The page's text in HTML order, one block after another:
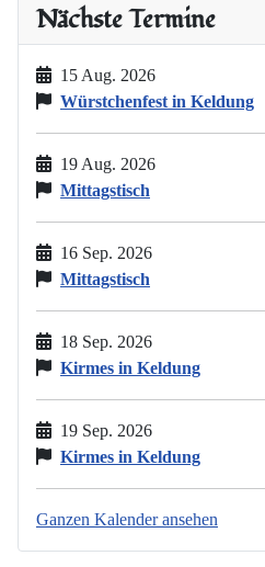
Nächste Termine
15 Aug. 2026
Würstchenfest in Keldung
19 Aug. 2026
Mittagstisch
16 Sep. 2026
Mittagstisch
18 Sep. 2026
Kirmes in Keldung
19 Sep. 2026
Kirmes in Keldung
Ganzen Kalender ansehen